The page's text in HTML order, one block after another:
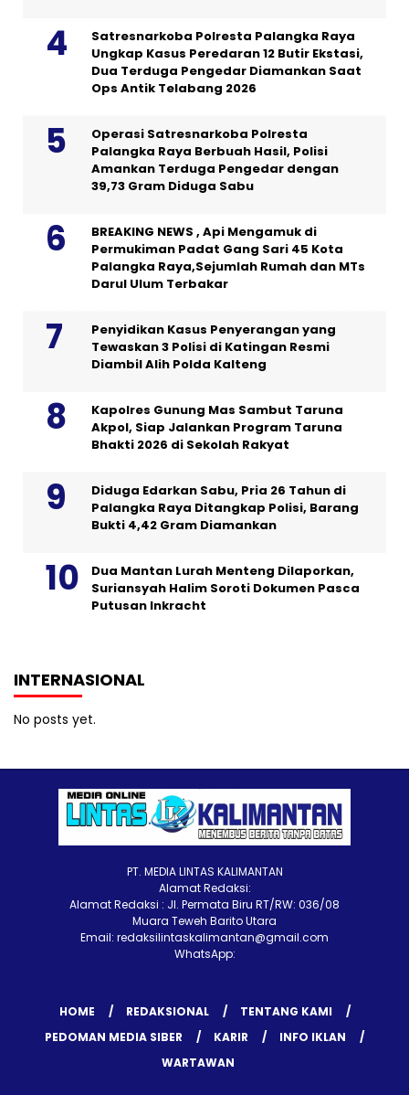
Satresnarkoba Polresta Palangka Raya
Ungkap Kasus Peredaran 12 Butir Ekstasi,
Dua Terduga Pengedar Diamankan Saat
Ops Antik Telabang 2026
Operasi Satresnarkoba Polresta
Palangka Raya Berbuah Hasil, Polisi
Amankan Terduga Pengedar dengan
39,73 Gram Diduga Sabu
BREAKING NEWS , Api Mengamuk di
Permukiman Padat Gang Sari 45 Kota
Palangka Raya,Sejumlah Rumah dan MTs
Darul Ulum Terbakar
Penyidikan Kasus Penyerangan yang
Tewaskan 3 Polisi di Katingan Resmi
Diambil Alih Polda Kalteng
Kapolres Gunung Mas Sambut Taruna
Akpol, Siap Jalankan Program Taruna
Bhakti 2026 di Sekolah Rakyat
Diduga Edarkan Sabu, Pria 26 Tahun di
Palangka Raya Ditangkap Polisi, Barang
Bukti 4,42 Gram Diamankan
Dua Mantan Lurah Menteng Dilaporkan,
Suriansyah Halim Soroti Dokumen Pasca
Putusan Inkracht
INTERNASIONAL
No posts yet.
PT. MEDIA LINTAS KALIMANTAN
Alamat Redaksi:
Alamat Redaksi : Jl. Permata Biru RT/RW: 036/08
Muara Teweh Barito Utara
Email: redaksilintaskalimantan@gmail.com
WhatsApp:
HOME REDAKSIONAL
TENTANG KAMI
PEDOMAN MEDIA SIBER
KARIR
INFO IKLAN
WARTAWAN